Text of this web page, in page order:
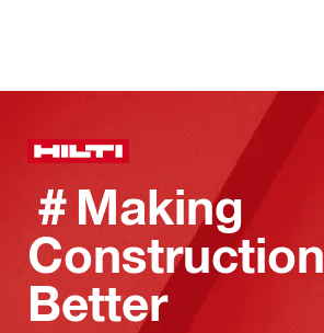
＃Making
Construction
Better